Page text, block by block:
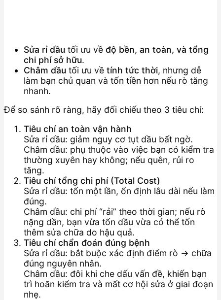
Sửa rỉ dầu tối ưu về độ bền, an toàn, và tổng
chi phí sở hữu.
Châm dầu tối ưu về tính tức thời, nhưng dễ
làm bạn chủ quan và tốn tiền hơn nếu rò tăng
nhanh.
Để so sánh rõ ràng, hãy đối chiếu theo 3 tiêu chí:
Tiêu chí an toàn vận hành
Sửa rỉ dầu: giảm nguy cơ tụt dầu bất ngờ.
Châm dầu: phụ thuộc vào việc bạn có kiểm tra
thường xuyên hay không; nếu quên, rủi ro
tăng.
Tiêu chí tổng chi phí (Total Cost)
Sửa rỉ dầu: tốn một lần, ổn định lâu dài nếu làm
đúng.
Châm dầu: chi phí “rải” theo thời gian; nếu rò
nặng dần, bạn vừa tốn dầu vừa có thể tốn
thêm sửa chữa do hậu quả.
Tiêu chí chẩn đoán đúng bệnh
Sửa rỉ dầu: bắt buộc xác định điểm rò → chữa
đúng nguyên nhân.
Châm dầu: đôi khi che dấu vấn đề, khiến bạn
trì hoãn kiểm tra và mất cơ hội sửa ở giai đoạn
nhẹ.